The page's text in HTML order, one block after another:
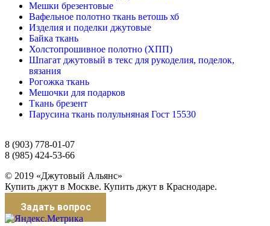
Мешки брезентовые
Вафельное полотно ткань ветошь хб
Изделия и поделки джутовые
Байка ткань
Холстопрошивное полотно (ХПП)
Шпагат джутовый в текс для рукоделия, поделок,
вязания
Рогожка ткань
Мешочки для подарков
Ткань брезент
Парусина ткань полульняная Гост 15530
8 (903) 778-01-07
8 (985) 424-53-66
© 2019 «Джутовый Альянс»
Купить джут в Москве. Купить джут в Краснодаре.
Задать вопрос